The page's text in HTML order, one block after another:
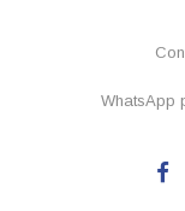
WhatsApp